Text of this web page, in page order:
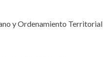
y Ordenamiento Territorial